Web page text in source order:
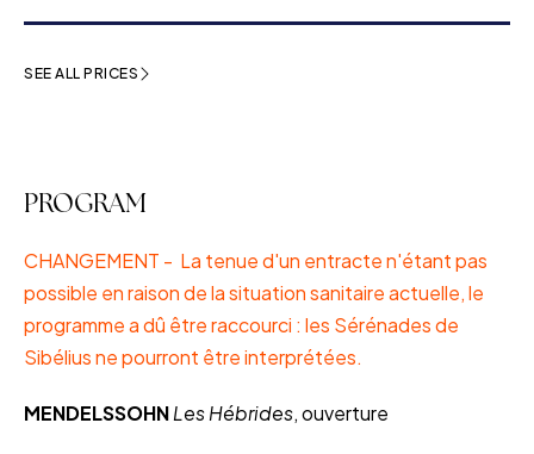
SEE ALL PRICES
PROGRAM
CHANGEMENT - La tenue d'un entracte n'étant pas
possible en raison de la situation sanitaire actuelle, le
programme a dû être raccourci : les Sérénades de
Sibélius ne pourront être interprétées.
MENDELSSOHNLes Hébrides, ouverture